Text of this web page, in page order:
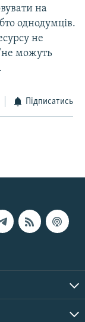
на
однодумців.
не
можуть
Підписатись